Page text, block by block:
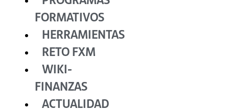
FORMATIVOS
HERRAMIENTAS
RETO FXM
WIKI-
FINANZAS
ACTUALIDAD